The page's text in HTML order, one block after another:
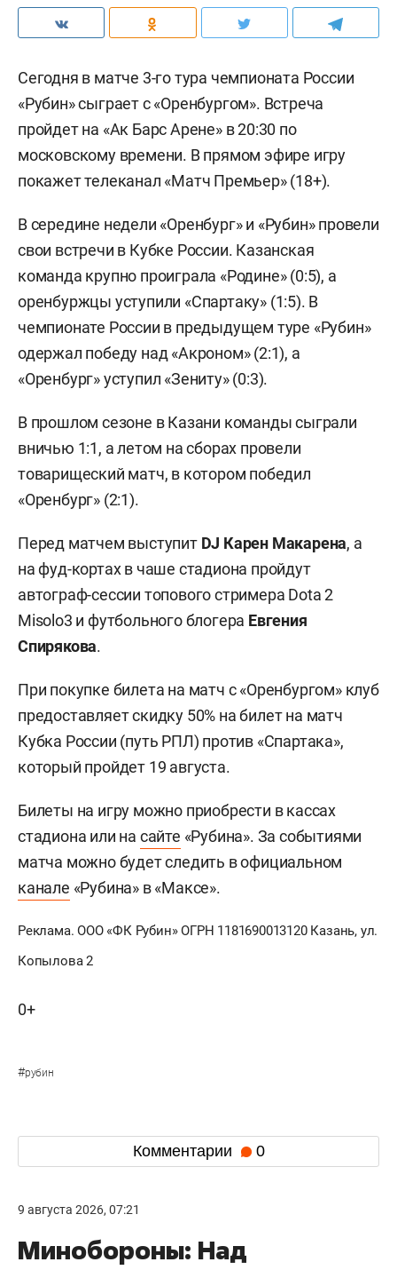
Сегодня в матче 3-го тура чемпионата России
«Рубин» сыграет с «Оренбургом». Встреча
пройдет на «Ак Барс Арене» в 20:30 по
московскому времени. В прямом эфире игру
покажет телеканал «Матч Премьер» (18+).
В середине недели «Оренбург» и «Рубин» провели
свои встречи в Кубке России. Казанская
команда крупно проиграла «Родине» (0:5), а
оренбуржцы уступили «Спартаку» (1:5). В
чемпионате России в предыдущем туре «Рубин»
одержал победу над «Акроном» (2:1), а
«Оренбург» уступил «Зениту» (0:3).
В прошлом сезоне в Казани команды сыграли
вничью 1:1, а летом на сборах провели
товарищеский матч, в котором победил
«Оренбург» (2:1).
Перед матчем выступит DJ Карен Макарена, а
на фуд-кортах в чаше стадиона пройдут
автограф-сессии топового стримера Dota 2
Misolo3 и футбольного блогера Евгения
Спирякова.
При покупке билета на матч с «Оренбургом» клуб
предоставляет скидку 50% на билет на матч
Кубка России (путь РПЛ) против «Спартака»,
который пройдет 19 августа.
Билеты на игру можно приобрести в кассах
стадиона или на сайте «Рубина». За событиями
матча можно будет следить в официальном
канале «Рубина» в «Максе».
Реклама. ООО «ФК Рубин» ОГРН 1181690013120 Казань, ул.
Копылова 2
0+
#рубин
Комментарии 0
9 августа 2026, 07:21
Минобороны: Над